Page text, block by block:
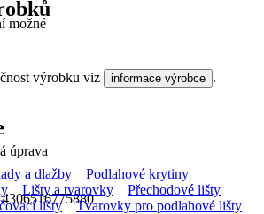
možné
úprava
výrobku viz informace výrobce .
a dlažby
Podlahové krytiny
Lišty a tvarovky
Přechodové lišty
lišty Tvarovky pro podlahové lišty